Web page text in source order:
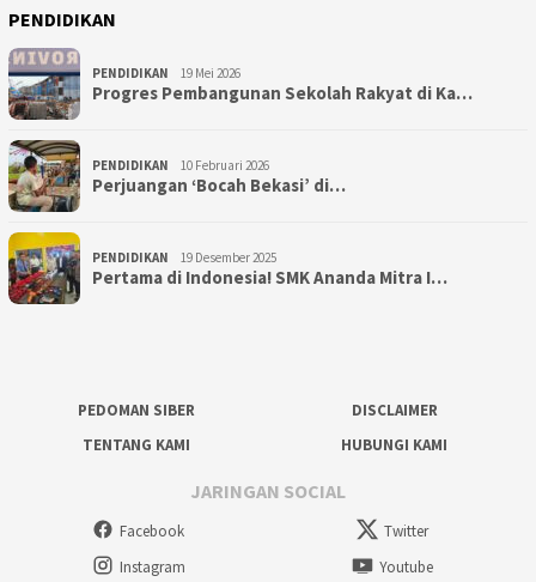
PENDIDIKAN
PENDIDIKAN 19 Mei 2026
Progres Pembangunan Sekolah Rakyat di Ka…
PENDIDIKAN 10 Februari 2026
Perjuangan ‘Bocah Bekasi’ di…
PENDIDIKAN 19 Desember 2025
Pertama di Indonesia! SMK Ananda Mitra I…
PEDOMAN SIBER
DISCLAIMER
TENTANG KAMI
HUBUNGI KAMI
JARINGAN SOCIAL
Facebook
Twitter
Instagram
Youtube